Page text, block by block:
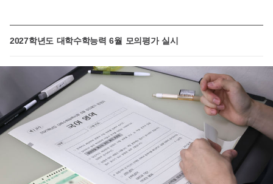
2027학년도 대학수학능력 6월 모의평가 실시